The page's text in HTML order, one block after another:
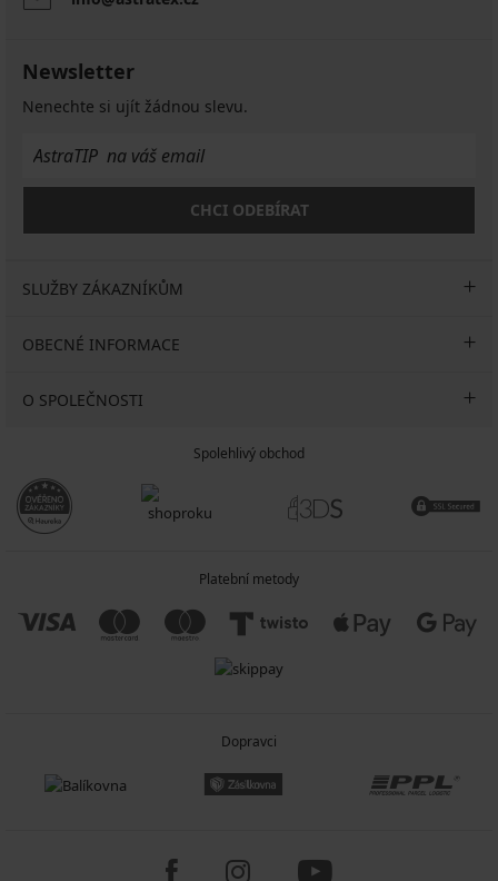
Newsletter
Nenechte si ujít žádnou slevu.
CHCI ODEBÍRAT
SLUŽBY ZÁKAZNÍKŮM
OBECNÉ INFORMACE
O SPOLEČNOSTI
Spolehlivý obchod
Platební metody
Dopravci